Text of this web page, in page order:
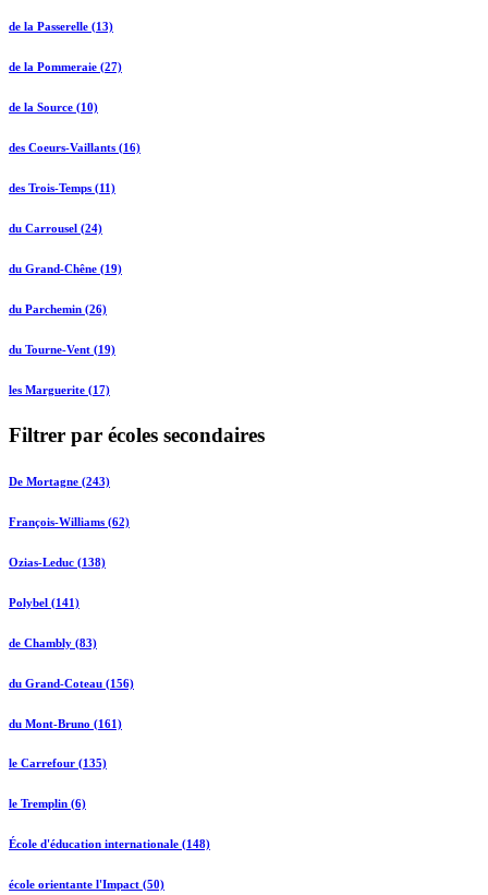
de la Passerelle (13)
de la Pommeraie (27)
de la Source (10)
des Coeurs-Vaillants (16)
des Trois-Temps (11)
du Carrousel (24)
du Grand-Chêne (19)
du Parchemin (26)
du Tourne-Vent (19)
les Marguerite (17)
Filtrer par écoles secondaires
De Mortagne (243)
François-Williams (62)
Ozias-Leduc (138)
Polybel (141)
de Chambly (83)
du Grand-Coteau (156)
du Mont-Bruno (161)
le Carrefour (135)
le Tremplin (6)
École d'éducation internationale (148)
école orientante l'Impact (50)